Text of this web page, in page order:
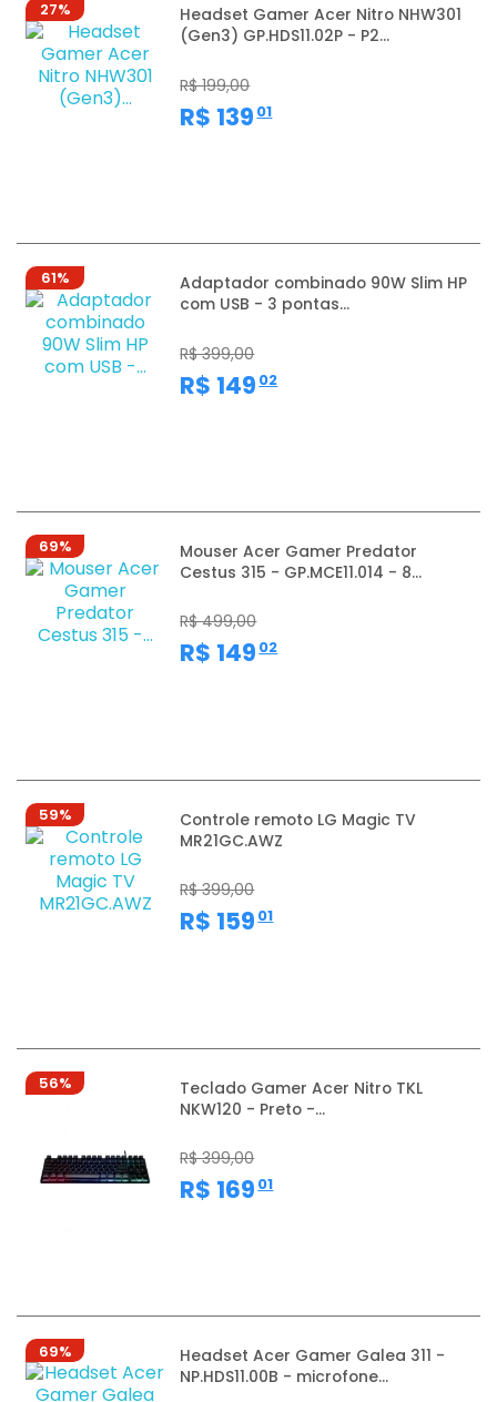
27%
Headset Gamer Acer Nitro NHW301
(Gen3) GP.HDS11.02P - P2...
R$ 199,00
R$ 139 ,01
61%
Adaptador combinado 90W Slim HP
com USB - 3 pontas...
R$ 399,00
R$ 149 ,02
69%
Mouser Acer Gamer Predator
Cestus 315 - GP.MCE11.014 - 8...
R$ 499,00
R$ 149 ,02
59%
Controle remoto LG Magic TV
MR21GC.AWZ
R$ 399,00
R$ 159 ,01
56%
Teclado Gamer Acer Nitro TKL
NKW120 - Preto -...
R$ 399,00
R$ 169 ,01
69%
Headset Acer Gamer Galea 311 -
NP.HDS11.00B - microfone...